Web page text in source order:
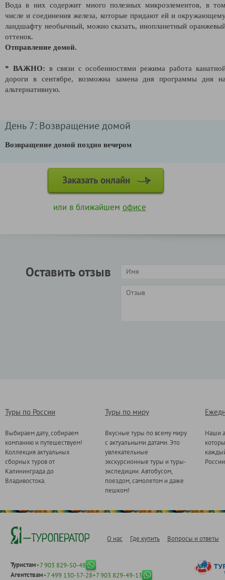
Вода в них содержит много полезных микроэлементов, в
числе и соединения железа, которые придают ей и
ландшафту необычный, можно сказать, инопланетный
оттенок.
Отправление домой.
* ВАЖНО: в связи с особенностями режима работа
дороги в сентябре, возможна замена дня программы дня
альтернативную.
День 7: Возвращение домой
Возвращение домой поздно вечером
Заказать онлайн
или в ближайшем офисе
Оставить отзыв
Туры по России
Выбираем дату, собираем
компанию и путешествуем!
Коллекция актуальных
сборных туров от
Калининграда до
Владивостока.
Туры по миру
Вкусные туры по всему миру
с актуальными датами. Это
увлекательные
экскурсионные туры и туры-
экспедиции. Автобусом,
поездом, самолетом и даже
пешком!
Наши
О нас Где купить Вопросы и ответы
Туристам+7 903 829-50-48
Агентствам+7 499 130-57-28+7 903 829-49-13